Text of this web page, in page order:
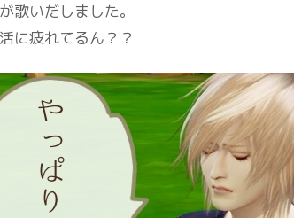
歌いだしました。
に疲れてるん？？